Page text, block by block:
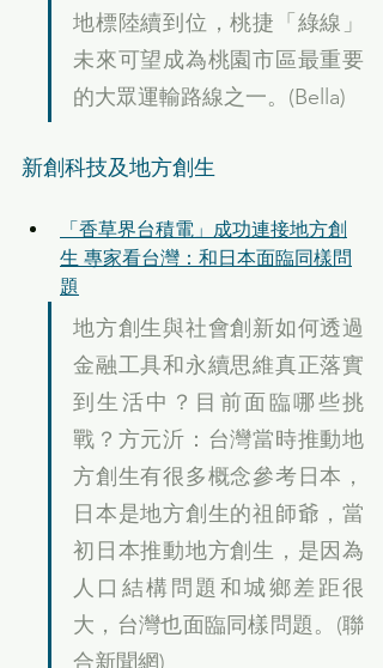
地標陸續到位，桃捷「綠線」
未來可望成為桃園市區最重要
的大眾運輸路線之一。(Bella)
新創科技及地方創生
「香草界台積電」成功連接地方創
生 專家看台灣：和日本面臨同樣問
題
地方創生與社會創新如何透過
金融工具和永續思維真正落實
到生活中？目前面臨哪些挑
戰？方元沂：台灣當時推動地
方創生有很多概念參考日本，
日本是地方創生的祖師爺，當
初日本推動地方創生，是因為
人口結構問題和城鄉差距很
大，台灣也面臨同樣問題。(聯
合新聞網)